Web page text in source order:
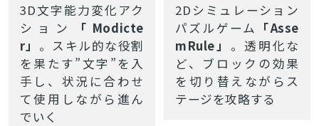
3D文字能力変化アク
ション
「Modicte
r」 。スキル的な役割
を果たす”文字”を入
手し、状況に合わせ
て使用しながら進ん
でいく
2Dシミュレーション
パズルゲーム
「Asse
mRule」 。透明化な
ど、ブロックの効果
を切り替えながらス
テージを攻略する